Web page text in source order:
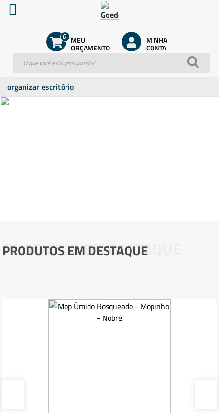
MEU
ORÇAMENTO
0 MINHA
CONTA
organizar escritório
PRODUTOS EM DESTAQUE
PRODUTOS EM DESTAQUE